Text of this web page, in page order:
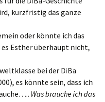
kurzfristig das ganze
oder könnte ich das
Esther überhaupt nicht,
bei der DiBa
es könnte sein, dass ich
Was brauche ich das